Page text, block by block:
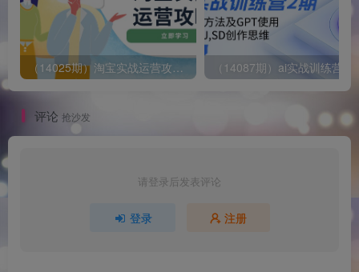
（14025期）淘宝实战运营攻略：店铺基础优化、直通车推广、爆款打造、客服管理、搜…
评论 抢沙发
请登录后发表评论
登录 注册